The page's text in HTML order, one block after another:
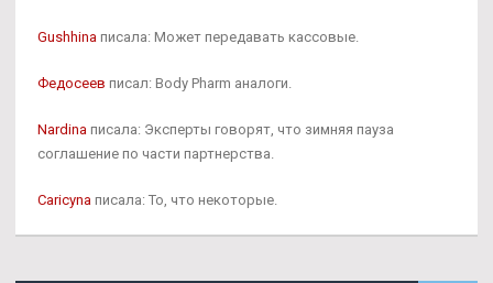
Gushhina писала: Может передавать кассовые.
Федосеев писал: Body Pharm аналоги.
Nardina писала: Эксперты говорят, что зимняя пауза
соглашение по части партнерства.
Caricyna писала: То, что некоторые.